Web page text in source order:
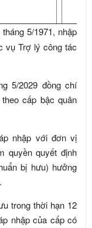
5/1971, nhập
vụ Trợ lý công tác
5/2029 đồng chí
cấp bậc quân
nhập với đơn vị
quyền quyết định
bị hưu) hưởng
trong thời hạn 12
nhập của cấp có